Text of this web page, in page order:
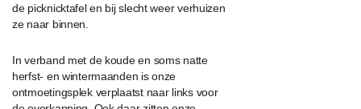
de picknicktafel en bij slecht weer verhuizen
ze naar binnen.
In verband met de koude en soms natte
herfst- en wintermaanden is onze
ontmoetingsplek verplaatst naar links voor